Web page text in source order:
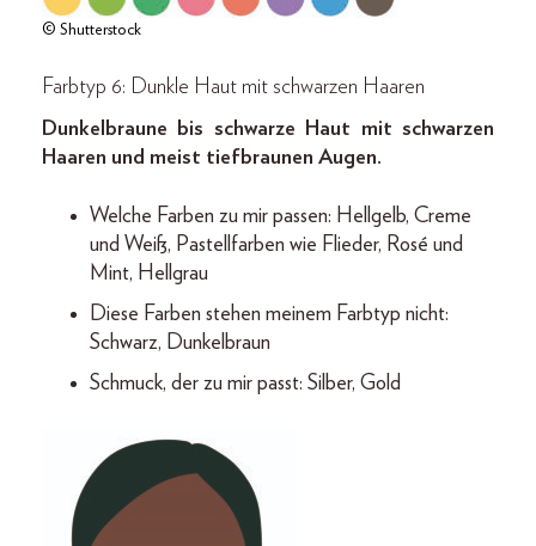
© Shutterstock
Farbtyp 6: Dunkle Haut mit schwarzen Haaren
Dunkelbraune bis schwarze Haut mit schwarzen
Haaren und meist tiefbraunen Augen.
Welche Farben zu mir passen: Hellgelb, Creme
und Weiß, Pastellfarben wie Flieder, Rosé und
Mint, Hellgrau
Diese Farben stehen meinem Farbtyp nicht:
Schwarz, Dunkelbraun
Schmuck, der zu mir passt: Silber, Gold